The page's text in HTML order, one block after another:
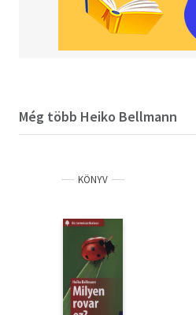
Még több Heiko Bellmann
KÖNYV